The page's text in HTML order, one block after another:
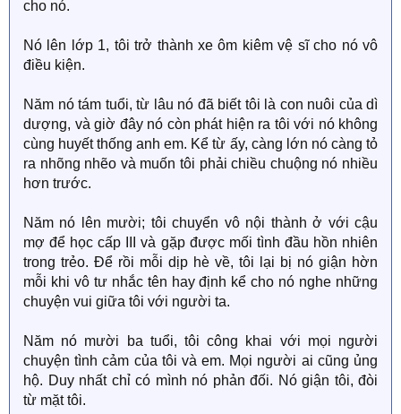
cho nó.
Nó lên lớp 1, tôi trở thành xe ôm kiêm vệ sĩ cho nó vô
điều kiện.
Năm nó tám tuổi, từ lâu nó đã biết tôi là con nuôi của dì
dượng, và giờ đây nó còn phát hiện ra tôi với nó không
cùng huyết thống anh em. Kể từ ấy, càng lớn nó càng tỏ
ra nhõng nhẽo và muốn tôi phải chiều chuộng nó nhiều
hơn trước.
Năm nó lên mười; tôi chuyển vô nội thành ở với cậu
mợ để học cấp III và gặp được mối tình đầu hồn nhiên
trong trẻo. Để rồi mỗi dịp hè về, tôi lại bị nó giận hờn
mỗi khi vô tư nhắc tên hay định kể cho nó nghe những
chuyện vui giữa tôi với người ta.
Năm nó mười ba tuổi, tôi công khai với mọi người
chuyện tình cảm của tôi và em. Mọi người ai cũng ủng
hộ. Duy nhất chỉ có mình nó phản đối. Nó giận tôi, đòi
từ mặt tôi.